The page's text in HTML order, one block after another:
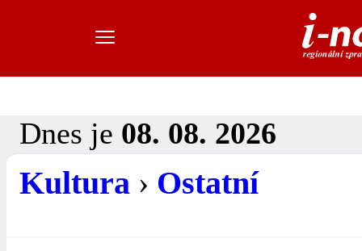
Dnes je 08. 08. 2026
Kultura › Ostatní